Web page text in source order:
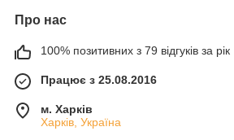
Про нас
100% позитивних з 79 відгуків за рік
Працює з 25.08.2016
м. Харків
Харків, Україна